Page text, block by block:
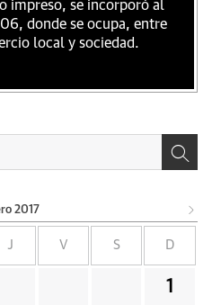
impreso, se incorporó al
donde se ocupa, entre
local y sociedad.
2017
J V S D
1